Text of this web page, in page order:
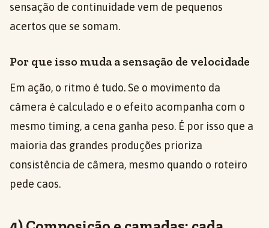
sensação de continuidade vem de pequenos
acertos que se somam.
Por que isso muda a sensação de velocidade
Em ação, o ritmo é tudo. Se o movimento da
câmera é calculado e o efeito acompanha com o
mesmo timing, a cena ganha peso. É por isso que a
maioria das grandes produções prioriza
consistência de câmera, mesmo quando o roteiro
pede caos.